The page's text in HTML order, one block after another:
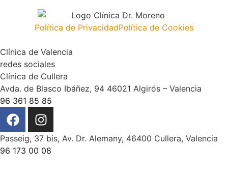
Política de PrivacidadPolítica de Cookies
Clínica de Valencia
redes sociales
Clínica de Cullera
Avda. de Blasco Ibáñez, 94 46021 Algirós – Valencia
96 361 85 85
Passeig, 37 bis, Av. Dr. Alemany, 46400 Cullera, Valencia
96 173 00 08